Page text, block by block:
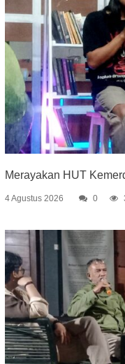
Merayakan HUT
4 Agustus 2026 0